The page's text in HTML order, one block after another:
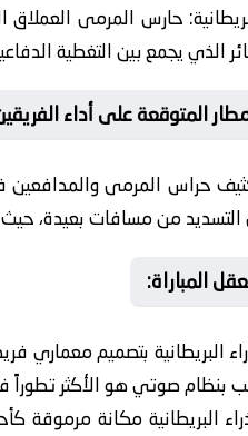
حارس المرمى العملاق
الذي يجمع بين التغطية
المتوقعة على أداء
حراس المرمى والمدافعين
التسديد من مسافات بعيدة،
المباراة:
البريطانية بتصميم معماري
بنظام صوتي هو الأكثر تطوراً
البريطانية مكانة مرموقة